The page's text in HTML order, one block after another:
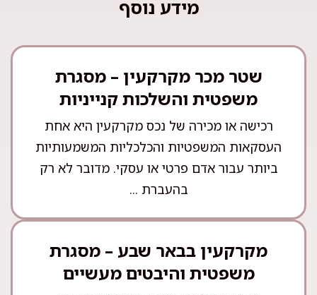
מידע נוסף
שטר מכר מקרקעין – מסגרת
משפטית והשלכות קנייניות
רכישה או מכירה של נכס מקרקעין היא אחת
העסקאות המשפטיות והכלכליות המשמעותיות
ביותר עבור אדם פרטי או עסקי. מדובר לא רק
בהעברת ...
מקרקעין בבאר שבע – מסגרת
משפטית והיבטים מעשיים